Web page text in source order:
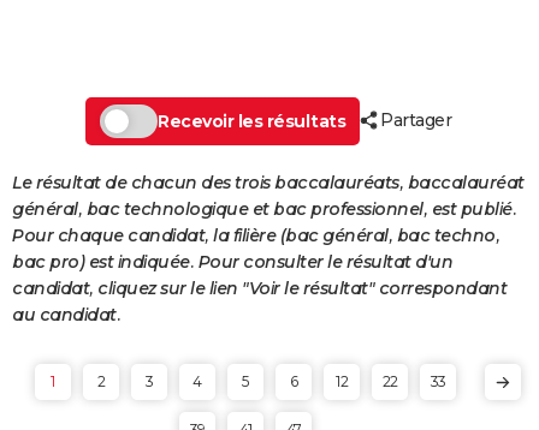
Se connecter
Primaires
Universités
Entreprises
Service militaire
Avis de recherche
AVIS DE DÉCÈS
Bricolage
Lifestyle
Culture
Sport
Auto
Television
Voyage
Cinema
Recevoir les résultats Partager
Le résultat de chacun des trois baccalauréats, baccalauréat
général, bac technologique et bac professionnel, est publié.
Pour chaque candidat, la filière (bac général, bac techno,
bac pro) est indiquée. Pour consulter le résultat d'un
candidat, cliquez sur le lien "Voir le résultat" correspondant
au candidat.
1 2 3 4 5 6 12 22 33